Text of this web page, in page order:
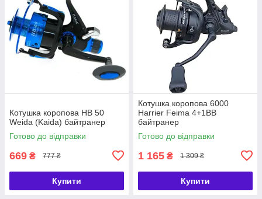
Котушка коропова HB 50
Weida (Kaida) байтранер
Готово до відправки
669 ₴ 777 ₴
Купити
Котушка коропова 6000
Harrier Feima 4+1BB
байтранер
Готово до відправки
1 165 ₴ 1 309 ₴
Купити